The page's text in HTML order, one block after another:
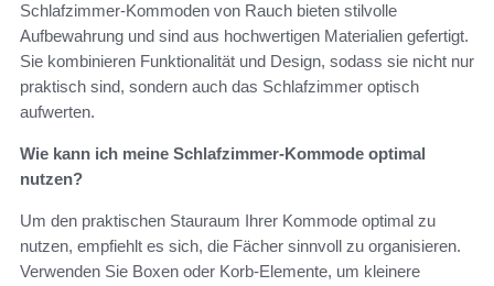
Schlafzimmer-Kommoden von Rauch bieten stilvolle
Aufbewahrung und sind aus hochwertigen Materialien gefertigt.
Sie kombinieren Funktionalität und Design, sodass sie nicht nur
praktisch sind, sondern auch das Schlafzimmer optisch
aufwerten.
Wie kann ich meine Schlafzimmer-Kommode optimal
nutzen?
Um den praktischen Stauraum Ihrer Kommode optimal zu
nutzen, empfiehlt es sich, die Fächer sinnvoll zu organisieren.
Verwenden Sie Boxen oder Korb-Elemente, um kleinere